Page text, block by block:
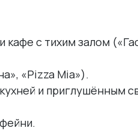
кафе с тихим залом
«Pizza Mia»).
и приглушённым